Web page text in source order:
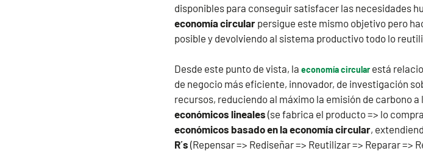
disponibles para conseguir satisfacer las necesidades
economía circular persigue este mismo objetivo pero
posible y devolviendo al sistema productivo todo lo
Desde este punto de vista, la economía circular está
de negocio más eficiente, innovador, de investigación
recursos, reduciendo al máximo la emisión de carbono
económicos lineales (se fabrica el producto => lo
económicos basado en laeconomía circular,
R´s (Repensar => Rediseñar => Reutilizar => Reparar =>